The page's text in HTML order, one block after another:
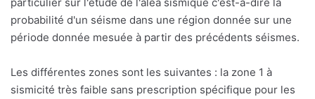
probabilité d'un séisme dans une région donnée sur une
période donnée mesuée à partir des précédents séismes.
Les différentes zones sont les suivantes : la zone 1 à
sismicité très faible sans prescription spécifique pour les